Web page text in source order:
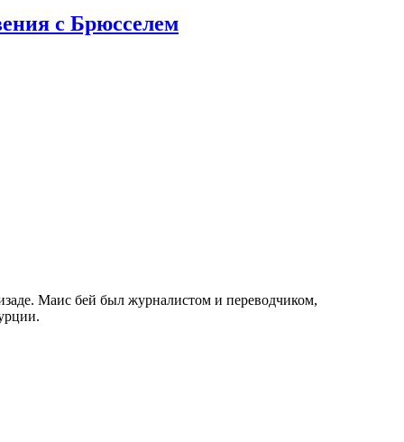
с Брюсселем
Маис бей был журналистом и переводчиком,